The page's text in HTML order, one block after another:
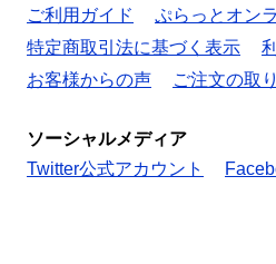
ご利用ガイド
ぷらっとオン
特定商取引法に基づく表示
お客様からの声
ご注文の取
ソーシャルメディア
Twitter公式アカウント